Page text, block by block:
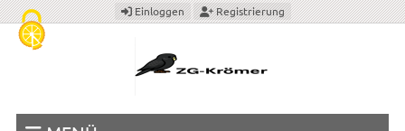
Einloggen Registrierung
Cookie-Einstellungen